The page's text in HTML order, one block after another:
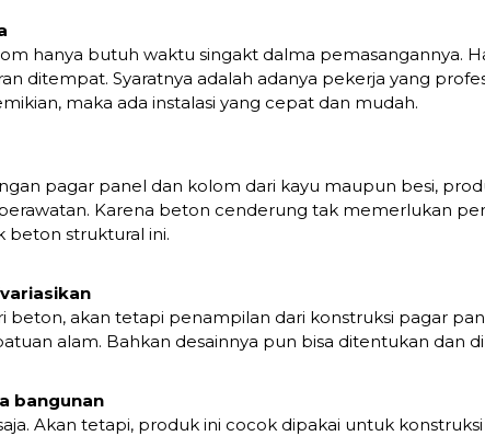
hanya butuh waktu singakt dalma pemasangannya.
ditempat. Syaratnya adalah adanya pekerja yang
maka ada instalasi yang cepat dan mudah.
pagar panel dan kolom dari kayu maupun besi,
Karena beton cenderung tak memerlukan
beton struktural ini.
beton, akan tetapi penampilan dari konstruksi pagar
alam. Bahkan desainnya pun bisa ditentukan dan
bangunan
Akan tetapi, produk ini cocok dipakai untuk